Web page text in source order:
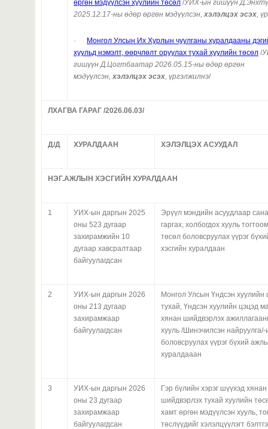
өргөн мэдүүлсэн хуулийн төсөл /УИХ-ын гишүүн
2025.12.17-ны өдөр өргөн мэдүүлсэн, хэлэлцэх эсэх ,
· Монгол Улсын Их Хурлын чуулганы хуралдааны
хуульд нэмэлт, өөрчлөлт оруулах тухай хуулийн төсөл /
гишүүн Д.Цогтбаатар 2026.05.15-ны өдөр өргөн
мэдүүлсэн, хэлэлцэх эсэх , үргэлжилнэ/
ЛХАГВА ГАРАГ /2026.06.03/
Д/Д ХУРАЛДААН ХЭЛЭЛЦЭХ АСУУДАЛ
НЭГ.АЖЛЫН ХЭСГИЙН ХУРАЛДААН
1
УИХ-ын даргын 2025
оны 523 дугаар
захирамжийн 10
дугаар хавсралтаар
байгуулагдсан
Эрүүл мэндийн асуудлаар
гаргах, холбогдох хууль
төсөл боловсруулах үүрэг
хэсгийн хуралдаан
2
УИХ-ын даргын 2026
оны 213 дугаар
захирамжаар
байгуулагдсан
Монгол Улсын Үндсэн хуулийн
тухай, Үндсэн хуулийн цэцэд
хянан шийдвэрлэх
хууль /Шинэчилсэн
боловсруулах үүрэг бүхий
хуралдааан
3
УИХ-ын даргын 2026
оны 23 дугаар
захирамжаар
байгуулагдсан
Гэр бүлийн хэрэг шүүхэд хянан
шийдвэрлэх тухай хуулийн
хамт өргөн мэдүүлсэн хууль,
төслүүдийг хэлэлцүүлэгт